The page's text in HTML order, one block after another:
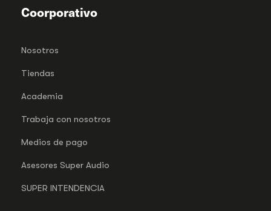
Coorporativo
Nosotros
Tiendas
Academia
Trabaja con nosotros
Medios de pago
Asesores Super Audio
SUPER INTENDENCIA